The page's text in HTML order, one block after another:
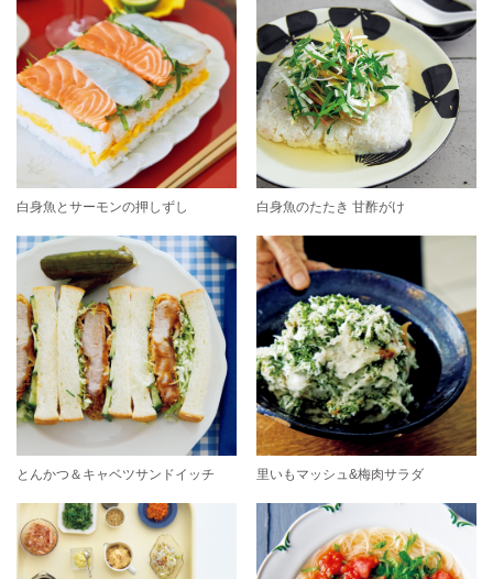
白身魚とサーモンの押しずし 白身魚のたたき 甘酢がけ
とんかつ＆キャベツサンドイッチ 里いもマッシュ&梅肉サラダ